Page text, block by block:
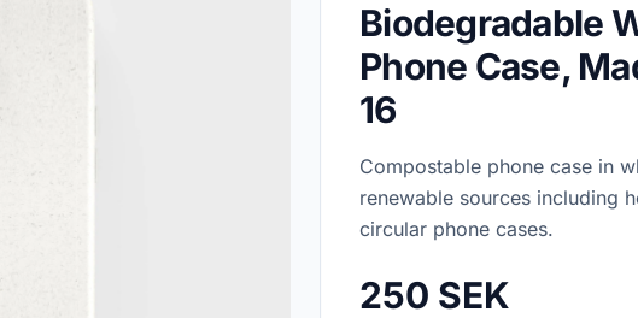
Biodegradable
Phone Case,
16
Compostable phone case in
renewable sources including
circular phone cases.
250 SEK